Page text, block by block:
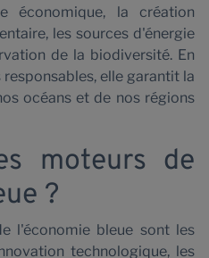
économique, la création
les sources d'énergie
de la biodiversité. En
elle garantit la
océans et de nos régions
moteurs de
?
l'économie bleue sont les
technologique, les